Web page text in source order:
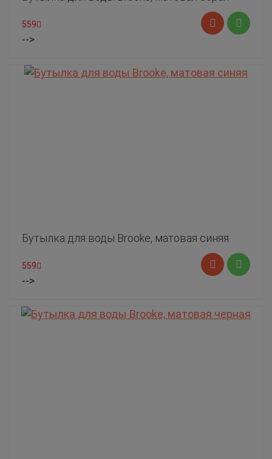
559
-->
Бутылка для воды Brooke, матовая синяя
559
-->